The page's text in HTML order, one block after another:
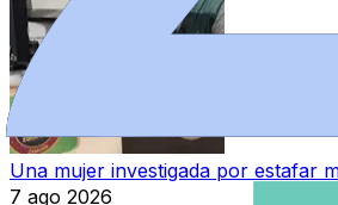
Una mujer investigada por estafar
7 ago 2026